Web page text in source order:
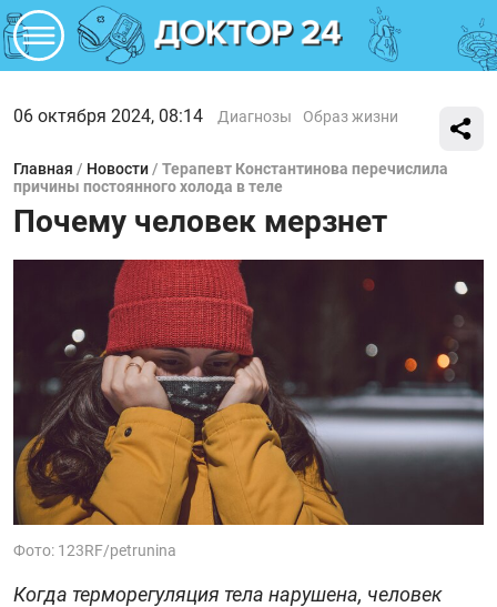
06 октября 2024, 08:14 Диагнозы Образ жизни
Главная / Новости / Терапевт Константинова перечислила
причины постоянного холода в теле
Почему человек мерзнет
Фото: 123RF/petrunina
Когда терморегуляция тела нарушена, человек